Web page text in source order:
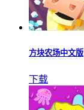
方块农场中文版
下载